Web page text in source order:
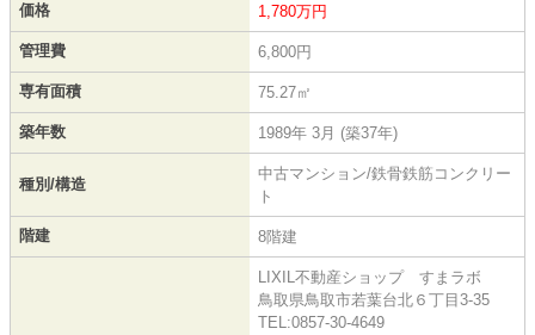
価格 1,780万円
管理費 6,800円
専有面積 75.27㎡
築年数 1989年 3月 (築37年)
種別/構造
中古マンション/鉄骨鉄筋コンクリー
ト
階建 8階建
LIXIL不動産ショップ すまラボ
鳥取県鳥取市若葉台北６丁目3-35
TEL:0857-30-4649